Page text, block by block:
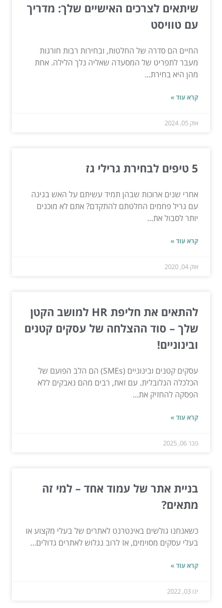
שיתאים לצרכים האישיים שלך: מדריך
עם טוויסט
החיים הם סדרה של החלטות, ובחירות רבות חורגות
מעבר לתפריט של המסעדה שאליה נלך הלילה. אחת
מהן היא בחירת...
קרא עוד »
אוק 05, 2024
5 טיפים לבחירת גרילי גז
אחרי שנים ארוכות שבהן תמיד עשיתם על האש בגינה
עם גריל פחמים החלטתם להתקדם? אתם לא מוכנים
יותר לסבול את...
קרא עוד »
אוק 04, 2020
להתאים את חליפת HR למושב הקטן
שלך – סוד ההצלחה של עסקים קטנים
ובינוניים!
עסקים קטנים ובינוניים (SMEs) הם הלב הפועם של
הכלכלה הגלובלית. עם זאת, רבים מהם נאבקים ללא
הפסקה להחזיק את...
קרא עוד »
פבר 06, 2025
בניית אתר של עמוד אחד – למי זה
מתאים?
כשאנחנו גולשים באינטרנט לאתרים של בעלי מקצוע או
בעלי עסקים מסוימים, אז לרוב נגלוש לאתרים גדולים...
קרא עוד »
ינו 03, 2022